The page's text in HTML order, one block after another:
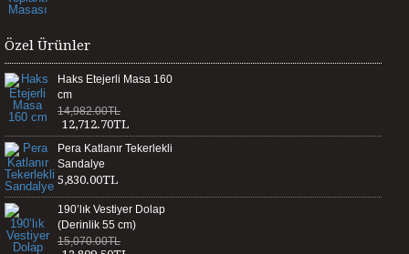
Özel Ürünler
Haks Etejerli Masa 160
cm
14,982.00TL
12,712.70TL
Pera Katlanır Tekerlekli
Sandalye
5,830.00TL
190’lık Vestiyer Dolap
(Derinlik 55 cm)
15,070.00TL